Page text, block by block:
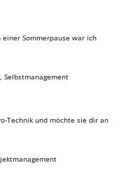
einer Sommerpause war ich
Selbstmanagement
Technik und möchte sie dir an